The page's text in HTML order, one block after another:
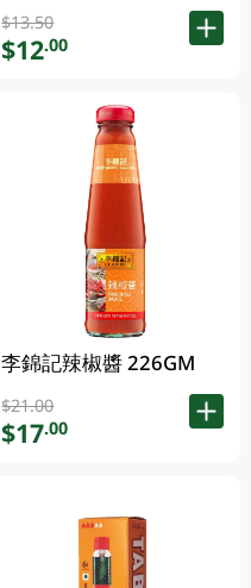
$13.50
$12.00
李錦記辣椒醬 226GM
$21.00
$17.00